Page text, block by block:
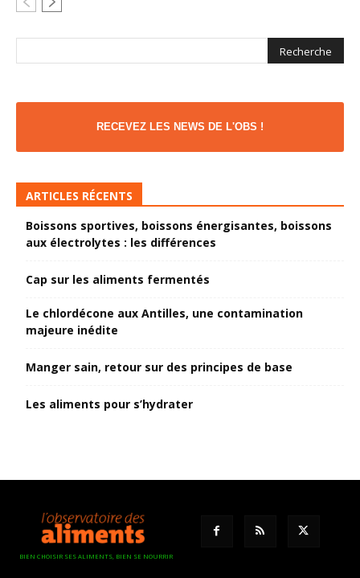
RECEVEZ LES NEWS DE L'OBS !
ARTICLES RÉCENTS
Boissons sportives, boissons énergisantes, boissons
aux électrolytes : les différences
Cap sur les aliments fermentés
Le chlordécone aux Antilles, une contamination
majeure inédite
Manger sain, retour sur des principes de base
Les aliments pour s’hydrater
BIEN CHOISIR SES ALIMENTS, BIEN SE NOURRIR